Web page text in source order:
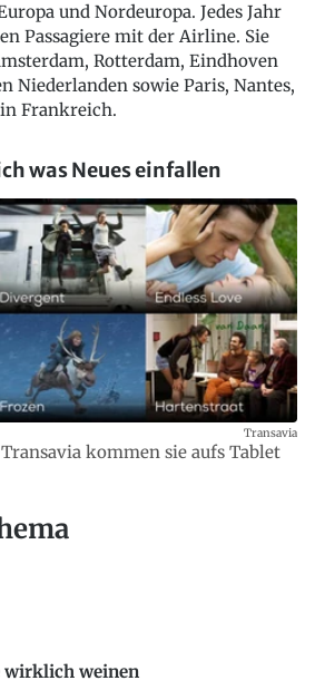
und Nordeuropa. Jedes Jahr
Passagiere mit der Airline. Sie
Rotterdam, Eindhoven
Niederlanden sowie Paris, Nantes,
Frankreich.
was Neues einfallen
kommen sie aufs Tablet
Transavia
wirklich weinen